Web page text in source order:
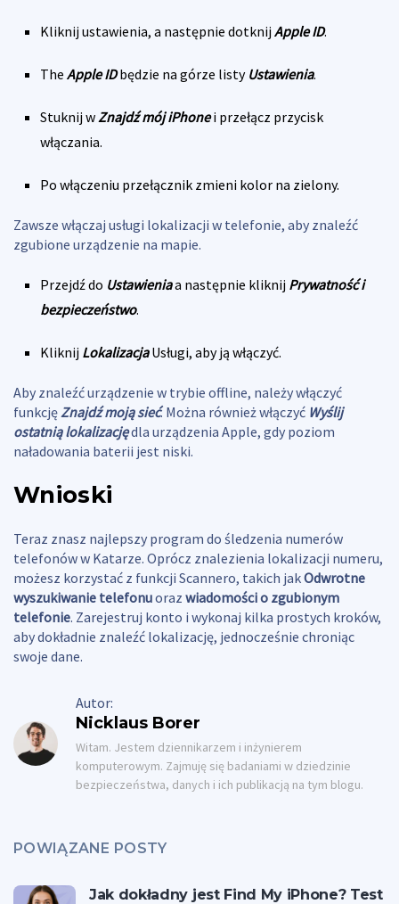
Kliknij ustawienia, a następnie dotknijApple ID.
The Apple IDbędzie na górze listy Ustawienia.
Stuknij w Znajdź mój iPhonei przełącz przycisk
włączania.
Po włączeniu przełącznik zmieni kolor na zielony.
Zawsze włączaj usługi lokalizacji w telefonie, aby znaleźć
zgubione urządzenie na mapie.
Przejdź do Ustawieniaa następnie kliknij Prywatność i
bezpieczeństwo.
Kliknij LokalizacjaUsługi, aby ją włączyć.
Aby znaleźć urządzenie w trybie offline, należy włączyć
funkcję Znajdź moją sieć. Można również włączyć Wyślij
ostatnią lokalizacjędla urządzenia Apple, gdy poziom
naładowania baterii jest niski.
Wnioski
Teraz znasz najlepszy program do śledzenia numerów
telefonów w Katarze. Oprócz znalezienia lokalizacji numeru,
możesz korzystać z funkcji Scannero, takich jakOdwrotne
wyszukiwanie telefonuoraz wiadomości o zgubionym
telefonie. Zarejestruj konto i wykonaj kilka prostych kroków,
aby dokładnie znaleźć lokalizację, jednocześnie chroniąc
swoje dane.
Autor:
Nicklaus Borer
Witam. Jestem dziennikarzem i inżynierem
komputerowym. Zajmuję się badaniami w dziedzinie
bezpieczeństwa, danych i ich publikacją na tym blogu.
POWIĄZANE POSTY
Jak dokładny jest Find My iPhone? Test